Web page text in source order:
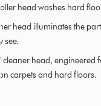
head washes hard
head illuminates the
see.
head, engineered
carpets and hard floors.